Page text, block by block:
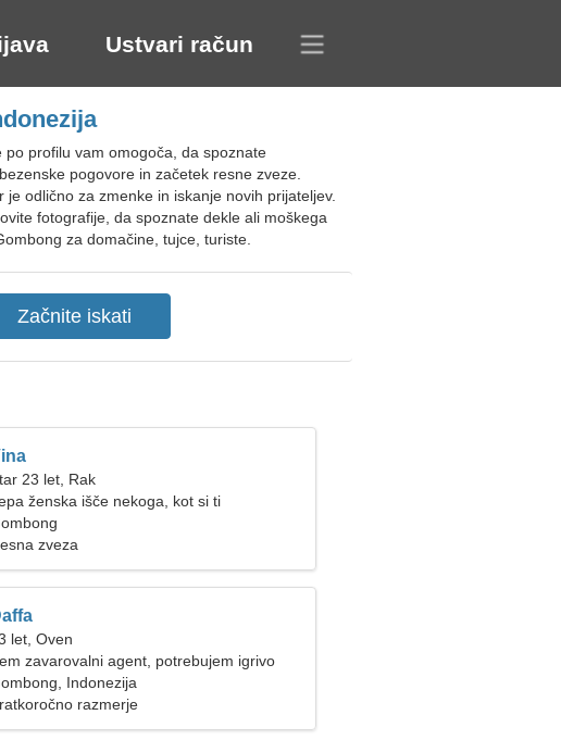
Ustvari račun
profilu vam omogoča, da spoznate
pogovore in začetek resne zveze.
odlično za zmenke in iskanje novih prijateljev.
fotografije, da spoznate dekle ali moškega
za domačine, tujce, turiste.
23 let, Rak
ženska išče nekoga, kot si ti
zveza
let, Oven
zavarovalni agent, potrebujem igrivo
Indonezija
razmerje